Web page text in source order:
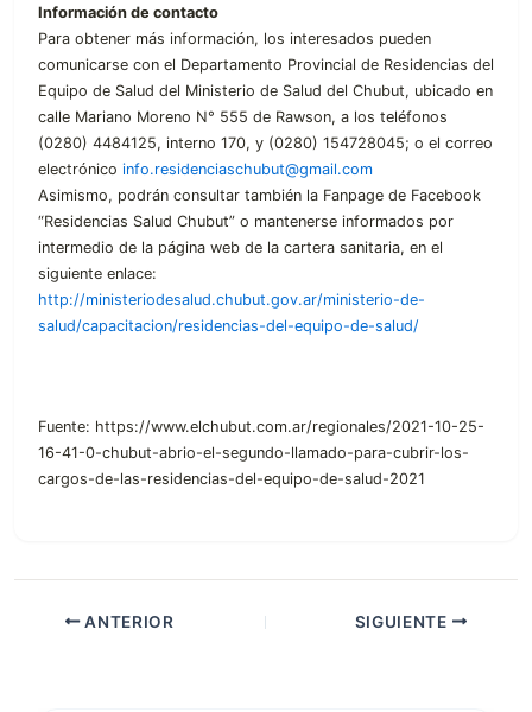
Información de contacto
Para obtener más información, los interesados pueden
comunicarse con el Departamento Provincial de Residencias del
Equipo de Salud del Ministerio de Salud del Chubut, ubicado en
calle Mariano Moreno N° 555 de Rawson, a los teléfonos
(0280) 4484125, interno 170, y (0280) 154728045; o el correo
electrónico info.residenciaschubut@gmail.com
Asimismo, podrán consultar también la Fanpage de Facebook
“Residencias Salud Chubut” o mantenerse informados por
intermedio de la página web de la cartera sanitaria, en el
siguiente enlace:
http://ministeriodesalud.chubut.gov.ar/ministerio-de-
salud/capacitacion/residencias-del-equipo-de-salud/
Fuente: https://www.elchubut.com.ar/regionales/2021-10-25-
16-41-0-chubut-abrio-el-segundo-llamado-para-cubrir-los-
cargos-de-las-residencias-del-equipo-de-salud-2021
ANTERIOR SIGUIENTE